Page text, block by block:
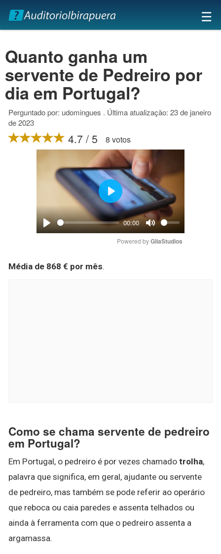
×
☰
Quanto ganha um
servente de Pedreiro por
dia em Portugal?
Perguntado por: udomingues . Última atualização: 23 de janeiro
de 2023
4.7 / 5 8 votos
Play
00:00
Mute
Play
Powered by GliaStudios
Média de 868 € por mês.
Como se chama servente de pedreiro
em Portugal?
Em Portugal, o pedreiro é por vezes chamado trolha,
palavra que significa, em geral, ajudante ou servente
de pedreiro, mas também se pode referir ao operário
que reboca ou caia paredes e assenta telhados ou
ainda à ferramenta com que o pedreiro assenta a
argamassa.